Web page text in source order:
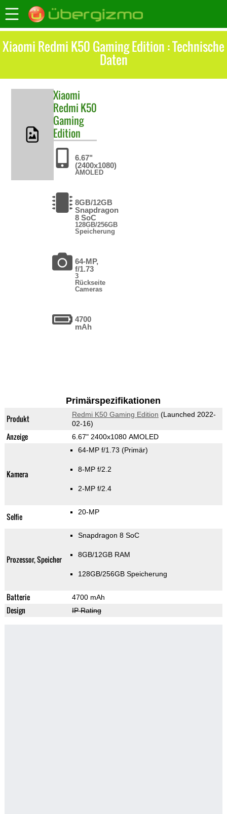
Xiaomi Redmi K50 Gaming Edition : Technische
Daten
Xiaomi
Redmi K50
Gaming
Edition
6.67"
(2400x1080)
AMOLED
8GB/12GB
Snapdragon
8 SoC
128GB/256GB
Speicherung
64-MP,
f/1.73
3
Rückseite
Cameras
4700
mAh
Primärspezifikationen
Produkt Redmi K50 Gaming Edition (Launched 2022-
02-16)
Anzeige 6.67" 2400x1080 AMOLED
Kamera
64-MP f/1.73 (Primär)
8-MP f/2.2
2-MP f/2.4
Selfie 20-MP
Prozessor, Speicher
Snapdragon 8 SoC
8GB/12GB RAM
128GB/256GB Speicherung
Batterie 4700 mAh
Design IP Rating